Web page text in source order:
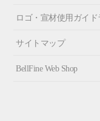
ロゴ・宣材使用ガイド
サイトマップ
BellFine Web Shop